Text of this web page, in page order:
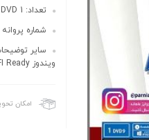
تعداد: 1 DVD
شماره پروانه یا
ویندوز UEFI Ready
امکان